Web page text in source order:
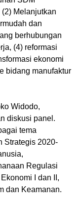
Melanjutkan
dan
berhubungan
(4) reformasi
ekonomi
bidang manufaktur
Widodo,
diskusi panel.
tema
Strategis 2020-
Regulasi
I dan II,
dan Keamanan.